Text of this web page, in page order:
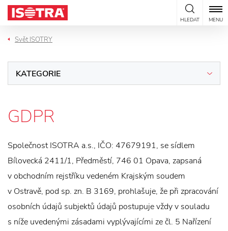
Přeskočit na obsah
HLEDAT MENU
Svět ISOTRY
KATEGORIE
GDPR
Společnost ISOTRA a.s., IČO: 47679191, se sídlem
Bílovecká 2411/1, Předměstí, 746 01 Opava, zapsaná
v obchodním rejstříku vedeném Krajským soudem
v Ostravě, pod sp. zn. B 3169, prohlašuje, že při zpracování
osobních údajů subjektů údajů postupuje vždy v souladu
s níže uvedenými zásadami vyplývajícími ze čl. 5 Nařízení